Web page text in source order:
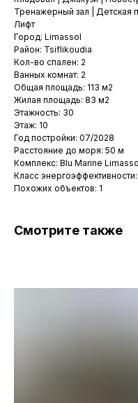
Тренажерный зал | Детская
Лифт
Город: Limassol
Район: Tsiflikoudia
Кол-во спален: 2
Ванных комнат: 2
Общая площадь: 113 м2
Жилая площадь: 83 м2
Этажность: 30
Этаж: 10
Год постройки: 07/2028
Расстояние до моря: 50 м
Комплекс: Blu Marine
Класс
Похожих объектов: 1
Смотрите также